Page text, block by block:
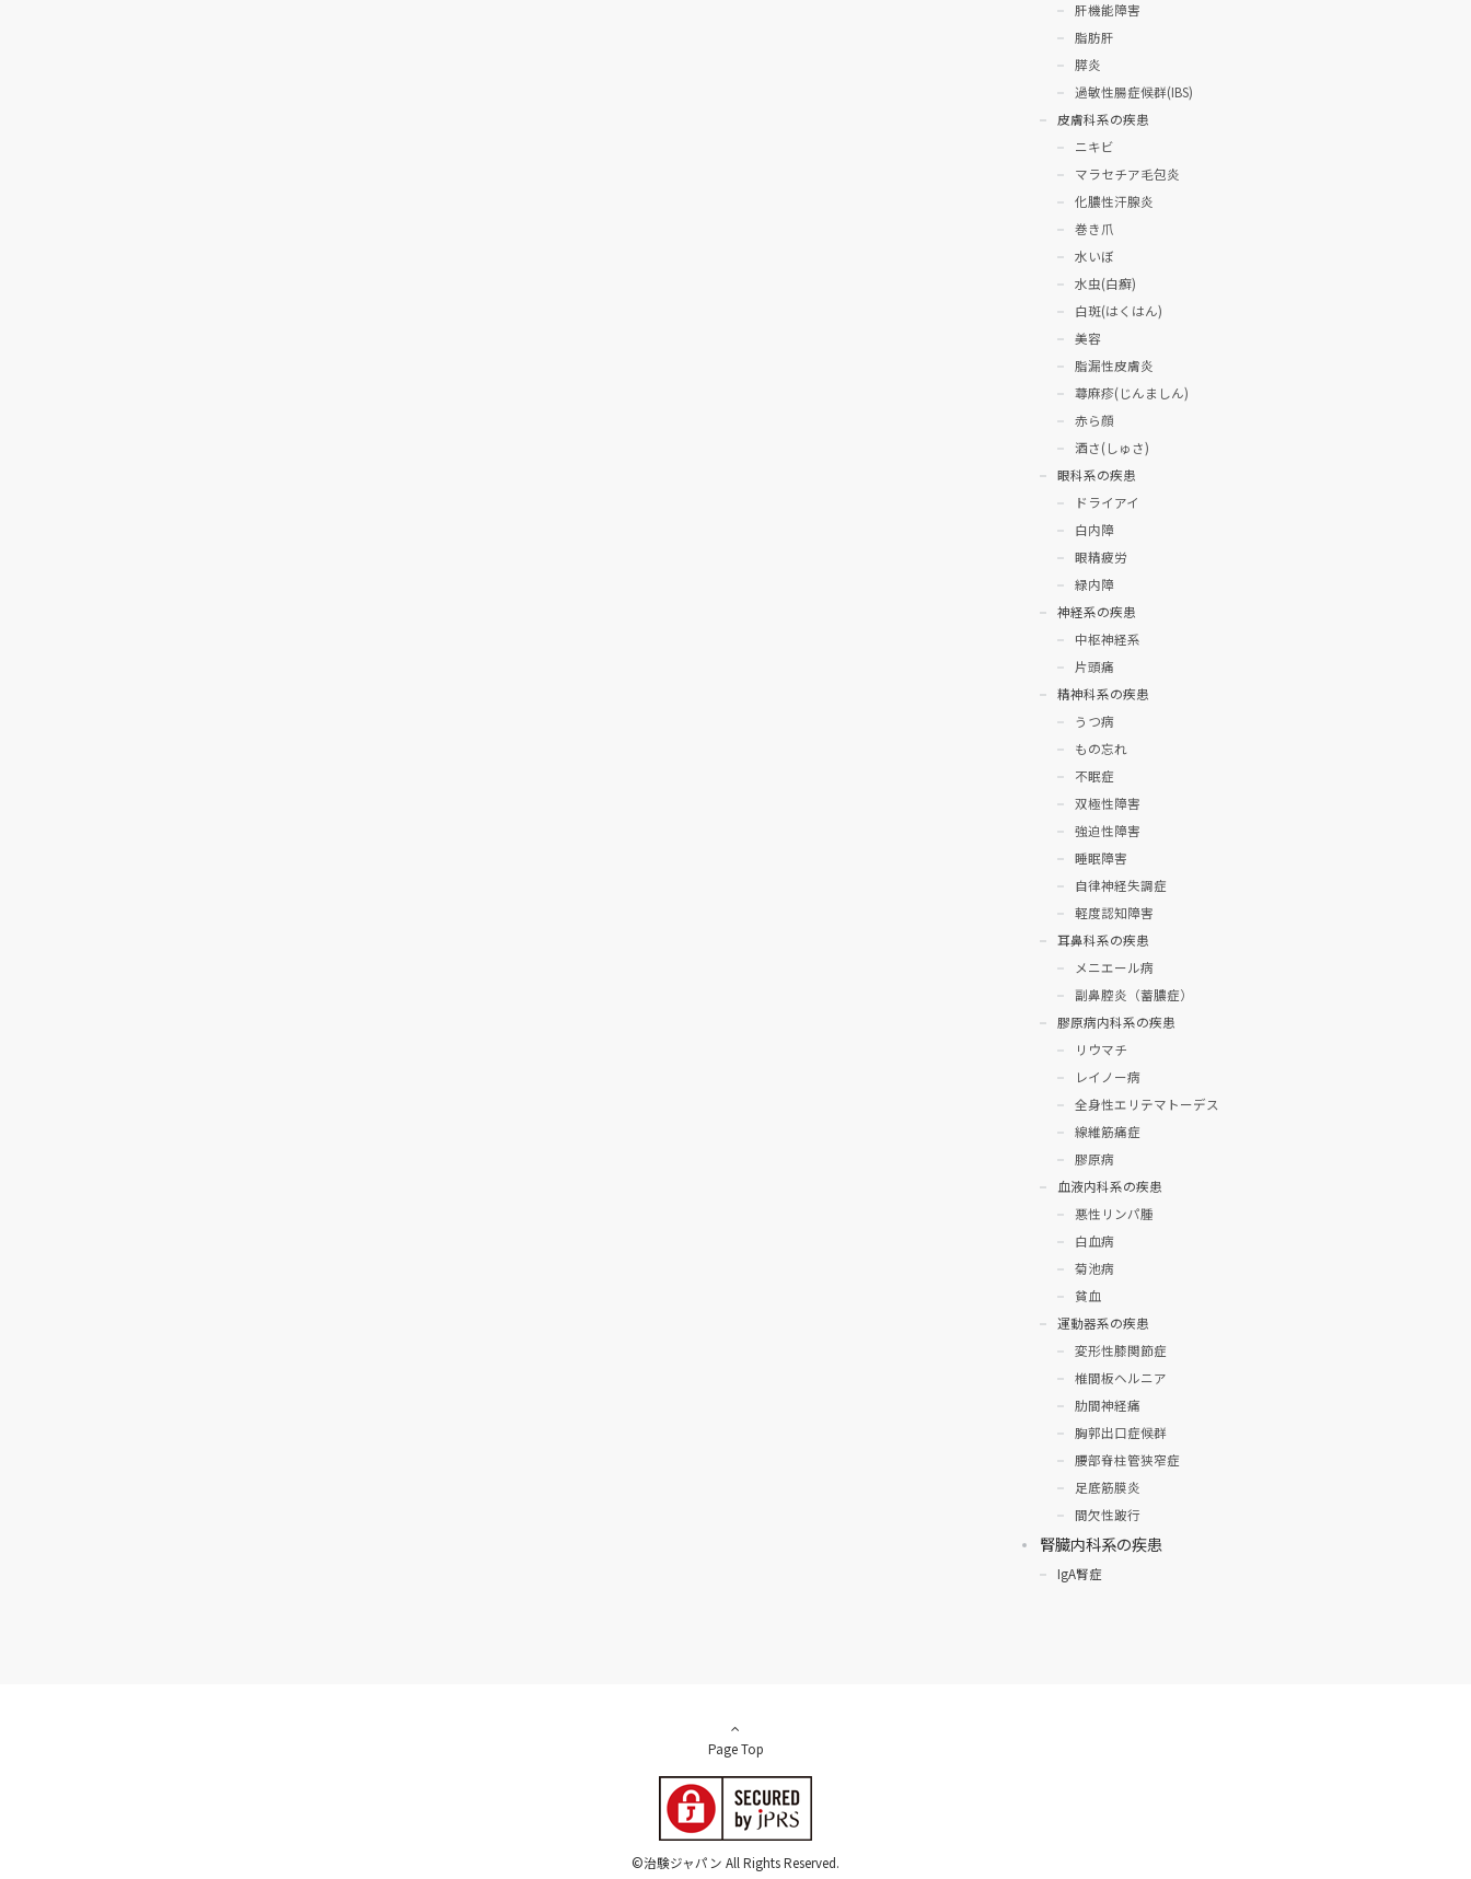
肝機能障害
脂肪肝
膵炎
過敏性腸症候群(IBS)
皮膚科系の疾患
ニキビ
マラセチア毛包炎
化膿性汗腺炎
巻き爪
水いぼ
水虫(白癬)
白斑(はくはん)
美容
脂漏性皮膚炎
蕁麻疹(じんましん)
赤ら顔
酒さ(しゅさ)
眼科系の疾患
ドライアイ
白内障
眼精疲労
緑内障
神経系の疾患
中枢神経系
片頭痛
精神科系の疾患
うつ病
もの忘れ
不眠症
双極性障害
強迫性障害
睡眠障害
自律神経失調症
軽度認知障害
耳鼻科系の疾患
メニエール病
副鼻腔炎（蓄膿症）
膠原病内科系の疾患
リウマチ
レイノー病
全身性エリテマトーデス
線維筋痛症
膠原病
血液内科系の疾患
悪性リンパ腫
白血病
菊池病
貧血
運動器系の疾患
変形性膝関節症
椎間板ヘルニア
肋間神経痛
胸郭出口症候群
腰部脊柱管狭窄症
足底筋膜炎
間欠性跛行
腎臓内科系の疾患
IgA腎症
Page Top
©治験ジャパン All Rights Reserved.